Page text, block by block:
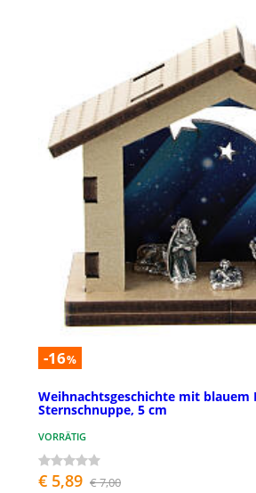
-16%
Weihnachtsgeschichte mit
Sternschnuppe, 5 cm
VORRÄTIG
€ 5,89 € 7,00